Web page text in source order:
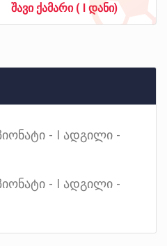
შავი ქამარი ( I დანი)
- I ადგილი -
- I ადგილი -